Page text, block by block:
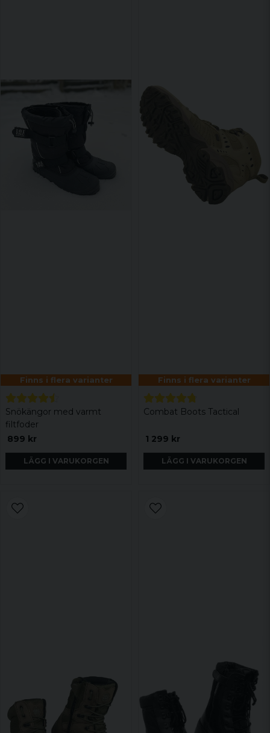
Finns i flera varianter
Snökängor med varmt
filtfoder
899 kr
LÄGG I VARUKORGEN
Finns i flera varianter
Combat Boots Tactical
1 299 kr
LÄGG I VARUKORGEN